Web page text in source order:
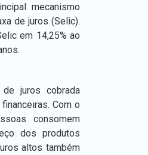
mecanismo
de juros (Selic).
em 14,25% ao
juros cobrada
Com o
consomem
dos produtos
altos também